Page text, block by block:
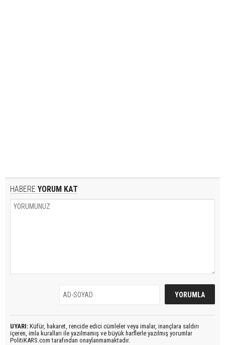
HABERE YORUM KAT
UYARI: Küfür, hakaret, rencide edici cümleler veya imalar, inançlara saldırı
içeren, imla kuralları ile yazılmamış ve büyük harflerle yazılmış yorumlar
PolitiKARS.com tarafından onaylanmamaktadır.